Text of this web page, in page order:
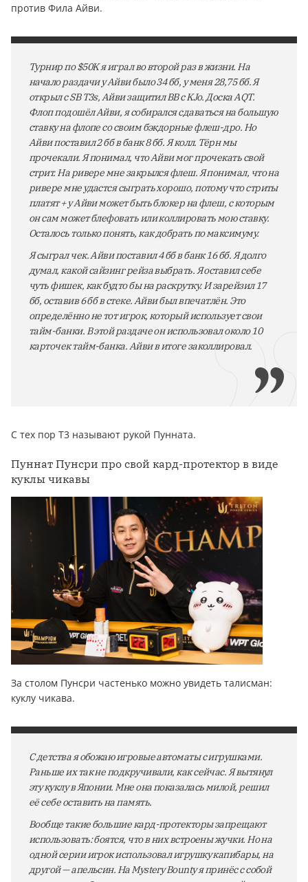
против Фила Айви.
Турнир по $50K я играл во второй раз в жизни. На
начало раздачи у Айви было 34 бб, у меня 28,75 бб. Я
открыл с SB T3s, Айви защитил BB с KJo. Доска AQT.
Флоп подошёл Айви, я собирался сдаваться на большую
ставку на флопе со своим бэкдорные флеш-дро. Но
Айви поставил 2 бб в банк 8 бб. Я колл. Тёрн мы
прочекали. Я понимал, что Айви мог прочекать свой
стрит. На ривере мне закрылся флеш. Я понимал, что на
ривере мне удастся сыграть хорошо, потому что стриты
платят + у Айви может быть блокер на флеш, с которым
он сам может блефовать или коллировать мою ставку.
Осталось только понять, как добрать по максимуму.
Я сыграл чек. Айви поставил 4 бб в банк 16 бб. Я долго
думал, какой сайзинг рейза выбрать. Я оставил себе
чуть фишек, как будто бы на раскрутку. И зарейзил 17
бб, оставив 6 бб в стеке. Айви был впечатлён. Это
определённо не тот игрок, который использует свои
тайм-банки. В этой раздаче он использовал около 10
карточек тайм-банка. Айви в итоге заколлировал.
С тех пор Т3 называют рукой Пунната.
Пуннат Пунсри про свой кард-протектор в виде
куклы чикавы
За столом Пунсри частенько можно увидеть талисман:
куклу чикава.
С детства я обожаю игровые автоматы с игрушками.
Раньше их так не подкручивали, как сейчас. Я вытянул
эту куклу в Японии. Мне она показалась милой, решил
её себе оставить на память.
Вообще такие большие кард-протекторы запрещают
использовать: боятся, что в них встроены жучки. Но на
одной серии игрок использовал игрушку капибары, на
другой — апельсин. На Mystery Bounty я принёс с собой